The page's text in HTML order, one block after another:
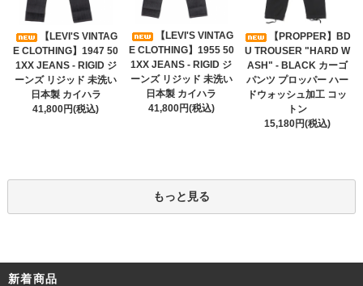
【LEVI'S VINTAG
E CLOTHING】1947 50
1XX JEANS - RIGID ジ
ーンズ リジッド 未洗い
日本製 カイハラ
41,800円(税込)
【LEVI'S VINTAG
E CLOTHING】1955 50
1XX JEANS - RIGID ジ
ーンズ リジッド 未洗い
日本製 カイハラ
41,800円(税込)
【PROPPER】BD
U TROUSER "HARD W
ASH" - BLACK カーゴ
パンツ プロッパー ハー
ドウォッシュ加工 コッ
トン
15,180円(税込)
もっと見る
新着商品